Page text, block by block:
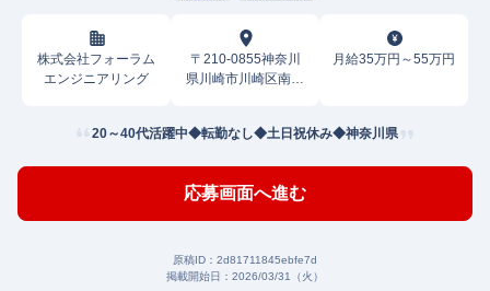
株式会社フォーラム
エンジニアリング
〒210-0855神奈川
県川崎市川崎区南渡
月給35万円～55万円
20～40代活躍中◆転勤なし◆土日祝休み◆神奈川県
応募画面へ進む
原稿ID： 2d81711845ebfe7d
掲載開始日： 2026/03/31（火）